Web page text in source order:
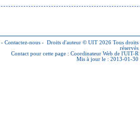
- Contactez-nous - Droits d'auteur © UIT 2026 Tous droits
réservés
Contact pour cette page : Coordinateur Web de l'UIT-R
Mis à jour le : 2013-01-30